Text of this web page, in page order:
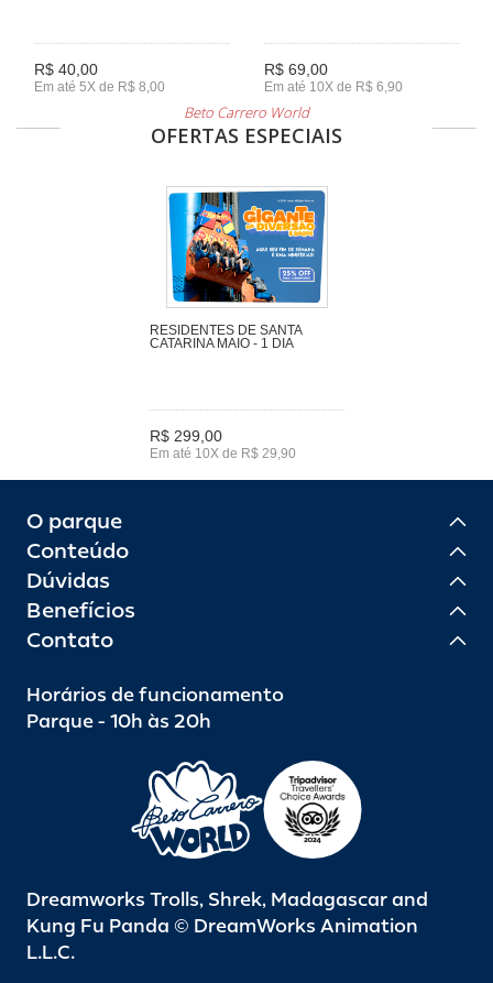
R$ 40,00
Em até 5X de R$ 8,00
R$ 69,00
Em até 10X de R$ 6,90
Beto Carrero World
OFERTAS ESPECIAIS
RESIDENTES DE SANTA
CATARINA MAIO - 1 DIA
R$ 299,00
Em até 10X de R$ 29,90
O parque
Conteúdo
Dúvidas
Benefícios
Contato
Horários de funcionamento
Parque - 10h às 20h
Dreamworks Trolls, Shrek, Madagascar and
Kung Fu Panda © DreamWorks Animation
L.L.C.